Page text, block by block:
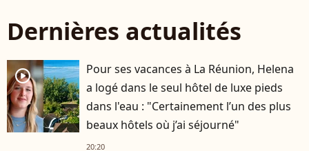
Dernières actualités
player2
Pour ses vacances à La Réunion, Helena
a logé dans le seul hôtel de luxe pieds
dans l'eau : "Certainement l’un des plus
beaux hôtels où j’ai séjourné"
20:20